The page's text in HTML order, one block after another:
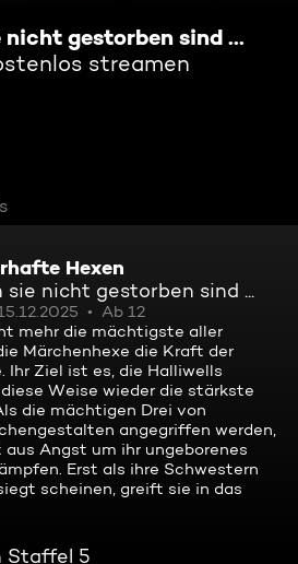
nicht gestorben sind ...
streamen
Hexen
sie nicht gestorben sind ...
Ab 12
mehr die mächtigste aller
Märchenhexe die Kraft der
Ihr Ziel ist es, die Halliwells
Weise wieder die stärkste
die mächtigen Drei von
angegriffen werden,
Angst um ihr ungeborenes
Erst als ihre Schwestern
scheinen, greift sie in das
Staffel 5